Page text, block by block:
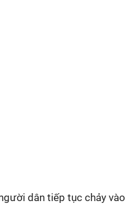
dân tiếp tục chảy vào